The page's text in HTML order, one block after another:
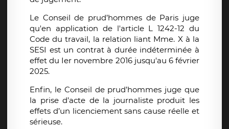
Le Conseil de prud’hommes de Paris juge
qu'en application de l'article L 1242-12 du
Code du travail, la relation liant Mme. X à la
SESI est un contrat à durée indéterminée à
effet du Ier novembre 2016 jusqu'au 6 février
2025.
Enfin, le Conseil de prud’hommes juge que
la prise d’acte de la journaliste produit les
effets d’un licenciement sans cause réelle et
sérieuse.